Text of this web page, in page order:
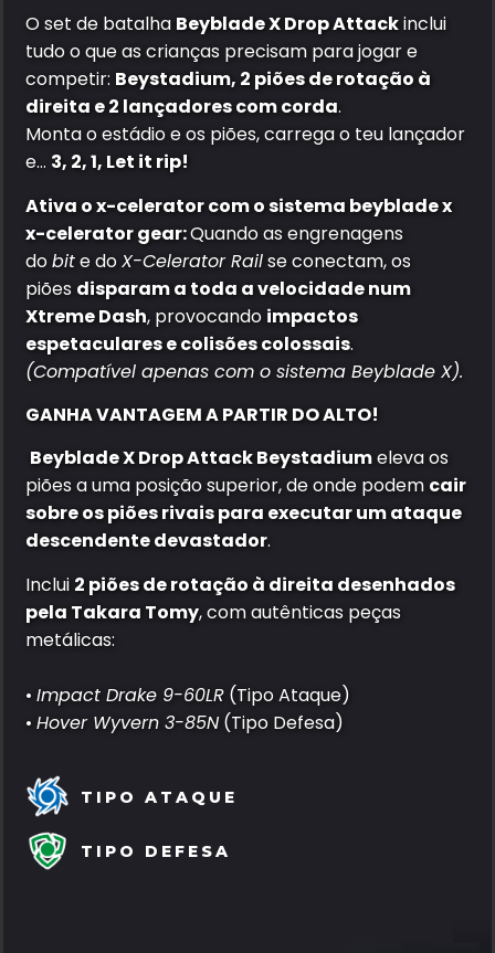
O set de batalha Beyblade X Drop Attackinclui
tudo o que as crianças precisam para jogar e
competir: Beystadium, 2 piões de rotação à
direita e 2 lançadores com corda.
Monta o estádio e os piões, carrega o teu lançador
e… 3, 2, 1, Let it rip!
Ativa o x-celerator com o sistema beyblade x
x-celerator gear:Quando as engrenagens
dobite doX-Celerator Railse conectam, os
piões disparam a toda a velocidade num
Xtreme Dash, provocando impactos
espetaculares e colisões colossais.
(Compatível apenas com o sistema Beyblade X).
GANHA VANTAGEM A PARTIR DO ALTO!
Beyblade X Drop Attack Beystadiumeleva os
piões a uma posição superior, de onde podem cair
sobre os piões rivais para executar um ataque
descendente devastador.
Inclui 2 piões de rotação à direita desenhados
pela Takara Tomy, com autênticas peças
metálicas:
• Impact Drake 9-60LR (Tipo Ataque)
• Hover Wyvern 3-85N (Tipo Defesa)
TIPO ATAQUE
TIPO DEFESA